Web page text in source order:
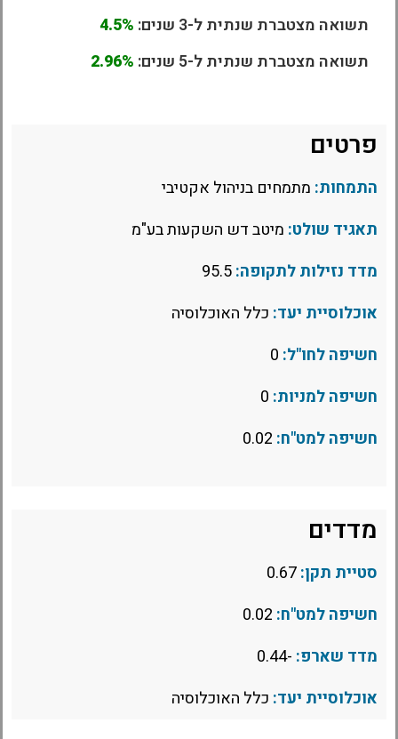
תשואה מצטברת שנתית ל-3 שנים:
4.5%
תשואה מצטברת שנתית ל-5 שנים:
2.96%
פרטים
התמחות: מתמחים בניהול אקטיבי
תאגיד שולט: מיטב דש השקעות בע"מ
מדד נזילות לתקופה:
אוכלוסיית יעד: כלל האוכלוסיה
חשיפה לחו"ל:
חשיפה למניות:
חשיפה למט"ח:
מדדים
סטיית תקן:
חשיפה למט"ח:
מדד שארפ: -0.44
אוכלוסיית יעד: כלל האוכלוסיה